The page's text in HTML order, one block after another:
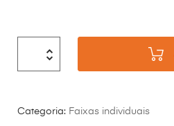
Categoria: Faixas individuais